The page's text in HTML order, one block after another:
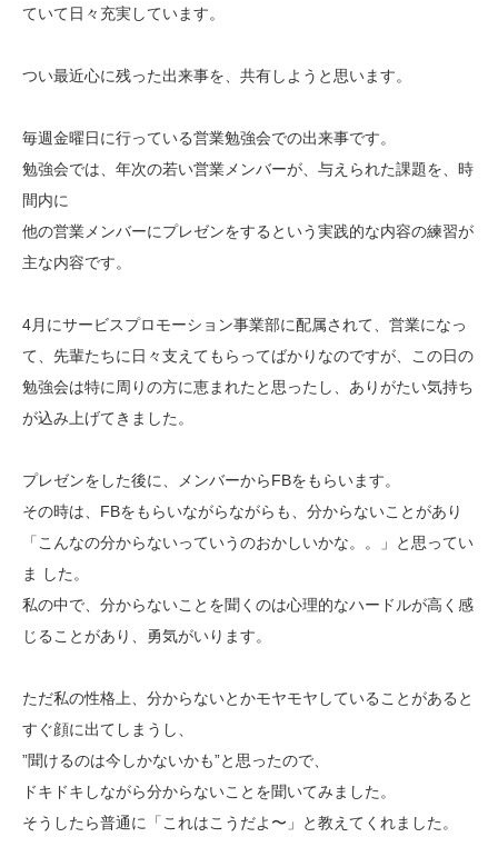
ていて日々充実しています。
つい最近心に残った出来事を、共有しようと思います。
毎週金曜日に行っている営業勉強会での出来事です。
勉強会では、年次の若い営業メンバーが、与えられた課題を、時
間内に
他の営業メンバーにプレゼンをするという実践的な内容の練習が
主な内容です。
4月にサービスプロモーション事業部に配属されて、営業になっ
て、先輩たちに日々支えてもらってばかりなのですが、この日の
勉強会は特に周りの方に恵まれたと思ったし、ありがたい気持ち
が込み上げてきました。
プレゼンをした後に、メンバーからFBをもらいます。
その時は、FBをもらいながらながらも、分からないことがあり
「こんなの分からないっていうのおかしいかな。。」と思ってい
ま した。
私の中で、分からないことを聞くのは心理的なハードルが高く感
じることがあり、勇気がいります。
ただ私の性格上、分からないとかモヤモヤしていることがあると
すぐ顔に出てしまうし、
”聞けるのは今しかないかも”と思ったので、
ドキドキしながら分からないことを聞いてみました。
そうしたら普通に「これはこうだよ〜」と教えてくれました。